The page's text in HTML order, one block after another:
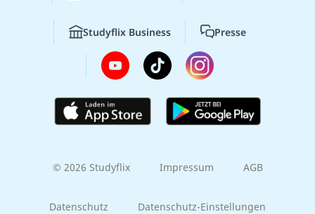
Studyflix Business Presse
© 2026 Studyflix Impressum AGB
Datenschutz Datenschutz-Einstellungen